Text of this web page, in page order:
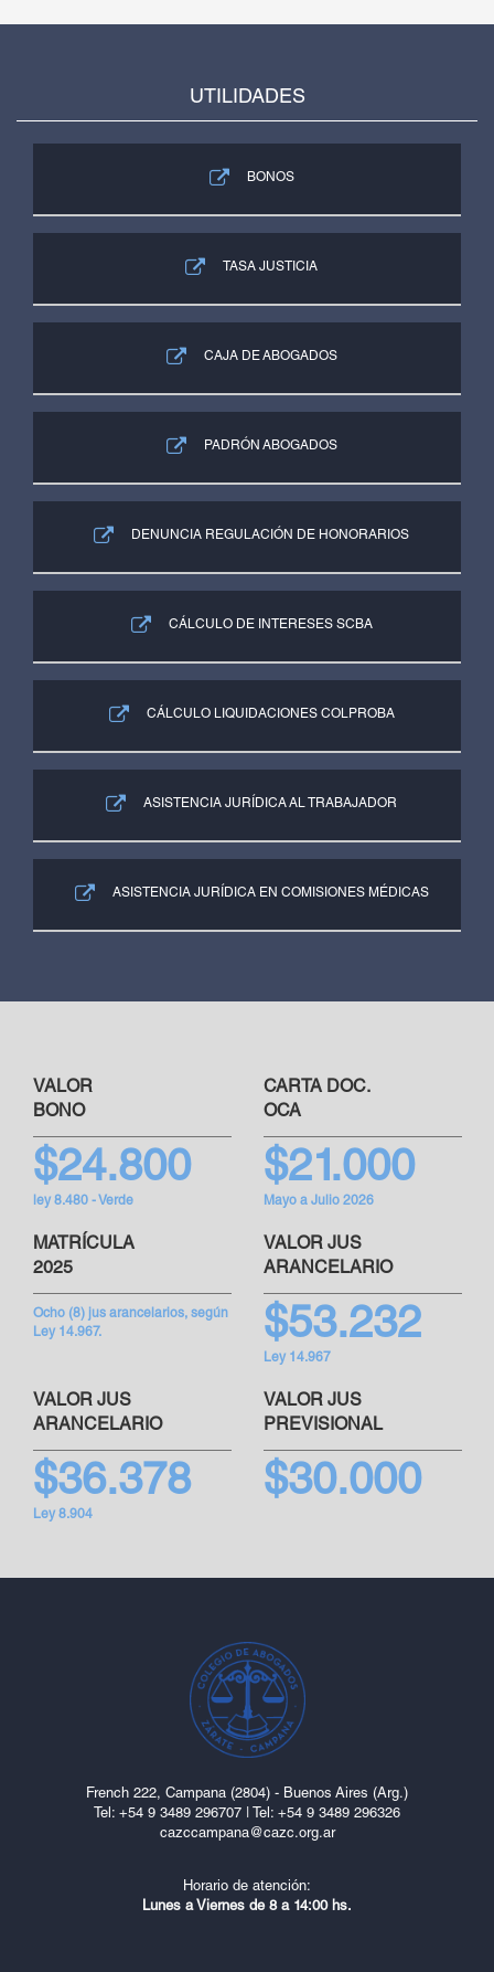
UTILIDADES
BONOS
TASA JUSTICIA
CAJA DE ABOGADOS
PADRÓN ABOGADOS
DENUNCIA REGULACIÓN DE HONORARIOS
CÁLCULO DE INTERESES SCBA
CÁLCULO LIQUIDACIONES COLPROBA
ASISTENCIA JURÍDICA AL TRABAJADOR
ASISTENCIA JURÍDICA EN COMISIONES MÉDICAS
VALOR
BONO
$24.800
ley 8.480 - Verde
CARTA DOC.
OCA
$21.000
Mayo a Julio 2026
MATRÍCULA
2025
Ocho (8) jus arancelarios, según
Ley 14.967.
VALOR JUS
ARANCELARIO
$53.232
Ley 14.967
VALOR JUS
ARANCELARIO
$36.378
Ley 8.904
VALOR JUS
PREVISIONAL
$30.000
French 222, Campana (2804) - Buenos Aires (Arg.)
Tel: ‎+54 9 3489 296707 | Tel: +54 9 3489 296326
cazccampana@cazc.org.ar
Horario de atención:
Lunes a Viernes de 8 a 14:00 hs.